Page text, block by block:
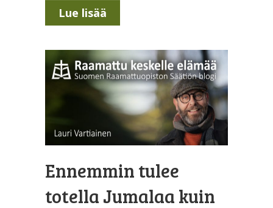
Lue lisää
Ennemmin tulee
totella Jumalaa kuin